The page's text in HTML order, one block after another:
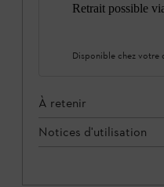
Retrait possible
Disponible chez votre
À retenir
Notices d'utilisation